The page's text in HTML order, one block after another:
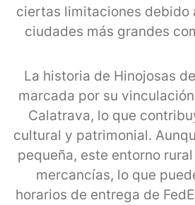
ciertas limitaciones debido
ciudades más grandes
La historia de Hinojosas
marcada por su
Calatrava, lo que
cultural y patrimonial.
pequeña, este entorno
mercancías, lo que
horarios de entrega de